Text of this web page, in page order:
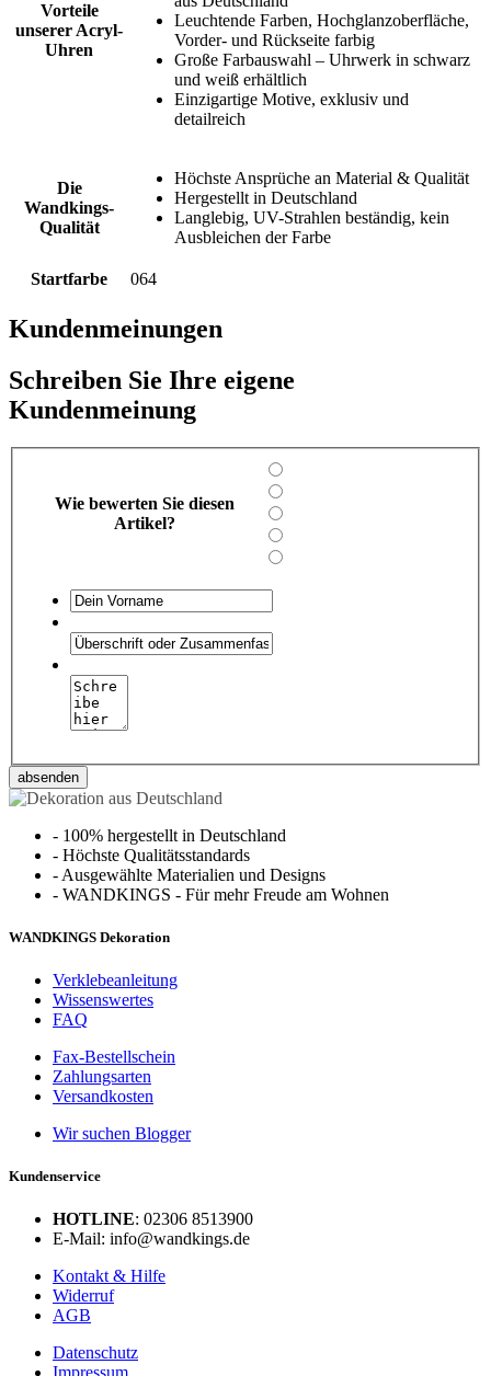
Vorteile
unserer Acryl-
Uhren
Leuchtende Farben, Hochglanzoberfläche,
Vorder- und Rückseite farbig
Große Farbauswahl – Uhrwerk in schwarz
und weiß erhältlich
Einzigartige Motive, exklusiv und
detailreich
Die
Wandkings-
Qualität
Höchste Ansprüche an Material & Qualität
Hergestellt in Deutschland
Langlebig, UV-Strahlen beständig, kein
Ausbleichen der Farbe
Startfarbe 064
Kundenmeinungen
Schreiben Sie Ihre eigene
Kundenmeinung
Wie bewerten Sie diesen
Artikel?
absenden
- 100% hergestellt in Deutschland
- Höchste Qualitätsstandards
- Ausgewählte Materialien und Designs
- WANDKINGS - Für mehr Freude am Wohnen
WANDKINGS Dekoration
Verklebeanleitung
Wissenswertes
FAQ
Fax-Bestellschein
Zahlungsarten
Versandkosten
Wir suchen Blogger
Kundenservice
HOTLINE: 02306 8513900
E-Mail: info@wandkings.de
Kontakt & Hilfe
Widerruf
AGB
Datenschutz